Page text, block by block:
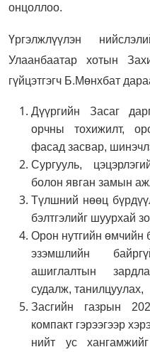
онцоллоо.
Үргэлжлүүлэн
Улаанбаатар хотын
гүйцэтгэгч Б.Мөнхбат
Дүүргийн Засаг
орчны тохижилт,
фасад засвар,
Сургууль,
болон явган замын
Түлшний нөөц
бэлтгэлийг шуурхай
Орон нутгийн өмчийн
эзэмшлийн
ашиглалтын
судалж, танилцуулах,
Засгийн газрын
компакт гэрээгээр
нийт ус хангамжийг